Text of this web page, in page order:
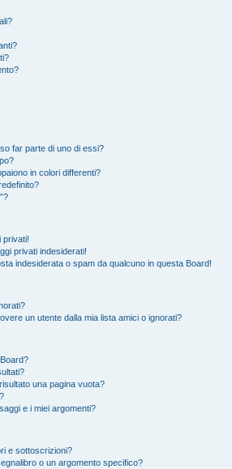
far parte di uno di essi?
in colori differenti?
privati!
privati indesiderati!
indesiderata o spam da qualcuno in questa Board!
un utente dalla mia lista amici o ignorati?
una pagina vuota?
e i miei argomenti?
e sottoscrizioni?
o un argomento specifico?